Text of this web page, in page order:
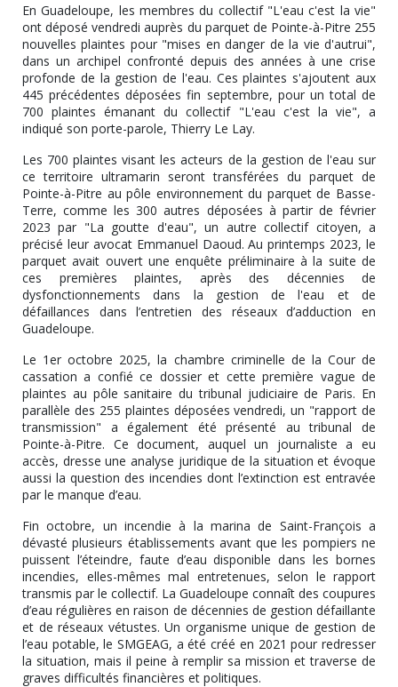
En Guadeloupe, les membres du collectif "L'eau c'est la vie"
ont déposé vendredi auprès du parquet de Pointe-à-Pitre 255
nouvelles plaintes pour "mises en danger de la vie d'autrui",
dans un archipel confronté depuis des années à une crise
profonde de la gestion de l'eau. Ces plaintes s'ajoutent aux
445 précédentes déposées fin septembre, pour un total de
700 plaintes émanant du collectif "L'eau c'est la vie", a
indiqué son porte-parole, Thierry Le Lay.
Les 700 plaintes visant les acteurs de la gestion de l'eau sur
ce territoire ultramarin seront transférées du parquet de
Pointe-à-Pitre au pôle environnement du parquet de Basse-
Terre, comme les 300 autres déposées à partir de février
2023 par "La goutte d'eau", un autre collectif citoyen, a
précisé leur avocat Emmanuel Daoud. Au printemps 2023, le
parquet avait ouvert une enquête préliminaire à la suite de
ces premières plaintes, après des décennies de
dysfonctionnements dans la gestion de l'eau et de
défaillances dans l’entretien des réseaux d’adduction en
Guadeloupe.
Le 1er octobre 2025, la chambre criminelle de la Cour de
cassation a confié ce dossier et cette première vague de
plaintes au pôle sanitaire du tribunal judiciaire de Paris. En
parallèle des 255 plaintes déposées vendredi, un "rapport de
transmission" a également été présenté au tribunal de
Pointe-à-Pitre. Ce document, auquel un journaliste a eu
accès, dresse une analyse juridique de la situation et évoque
aussi la question des incendies dont l’extinction est entravée
par le manque d’eau.
Fin octobre, un incendie à la marina de Saint-François a
dévasté plusieurs établissements avant que les pompiers ne
puissent l’éteindre, faute d’eau disponible dans les bornes
incendies, elles-mêmes mal entretenues, selon le rapport
transmis par le collectif. La Guadeloupe connaît des coupures
d’eau régulières en raison de décennies de gestion défaillante
et de réseaux vétustes. Un organisme unique de gestion de
l’eau potable, le SMGEAG, a été créé en 2021 pour redresser
la situation, mais il peine à remplir sa mission et traverse de
graves difficultés financières et politiques.